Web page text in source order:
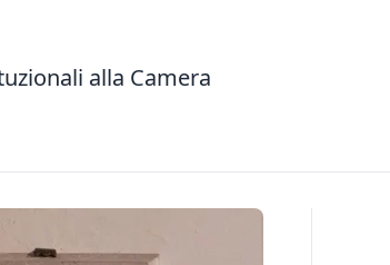
alla Camera